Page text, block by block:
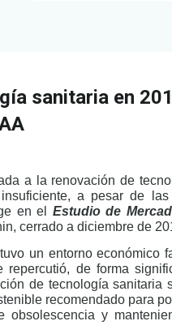
sanitaria en
a la renovación de
a pesar de
en el Estudio de
cerrado a diciembre de
un entorno económico
de forma
de tecnología sanitaria
recomendado para
y